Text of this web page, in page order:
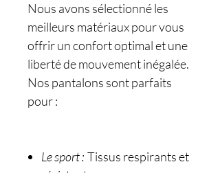
Nous avons sélectionné les
meilleurs matériaux pour vous
offrir un confort optimal et une
liberté de mouvement inégalée.
Nos pantalons sont parfaits
pour :
Le sport : Tissus respirants et